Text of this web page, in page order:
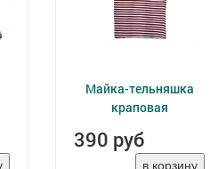
Майка-тельняшка
краповая
390 руб